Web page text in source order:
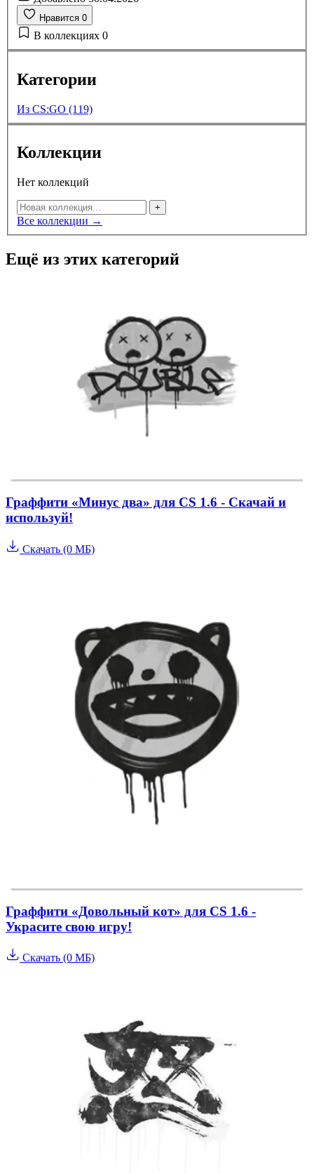
Нравится 0
В коллекциях 0
Категории
Из CS:GO (119)
Коллекции
Нет коллекций
+
Все коллекции →
Ещё из этих категорий
Граффити «Минус два» для CS 1.6 - Скачай и
используй!
Скачать (0 МБ)
Граффити «Довольный кот» для CS 1.6 -
Украсите свою игру!
Скачать (0 МБ)